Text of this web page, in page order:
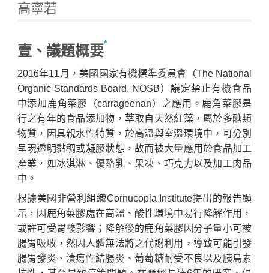
Home
高寧若
壹、議題概要*
2016年11月，美國國家有機標準委員會（The National
Organic Standards Board, NOSB）議定禁止有機食品
中添加鹿角菜膠（carrageenan）之應用。鹿角菜膠是
行之有年的食品添加物，萃取自天然紅藻，屬於多醣類
物質，因具親水性特質，於高溫與室溫環境中，可分別
呈現透明黏稠或凝膠狀態，故而被大量應用於食品加工
產業，如冰淇淋、優酪乳、果凍、巧克力以及加工肉品
中。
根據美國非營利組織Cornucopia Institute提出的報告顯
示，因鹿角菜膠處在高溫、酸性環境中易行降解作用，
或許可受胃酸影響；降解後的鹿角菜膠因分子量小可被
腸胃吸收，然因人體無法將之代謝利用，導致可能引發
腸胃發炎、潰瘍性結腸炎、葡萄糖耐受不良以及胰島素